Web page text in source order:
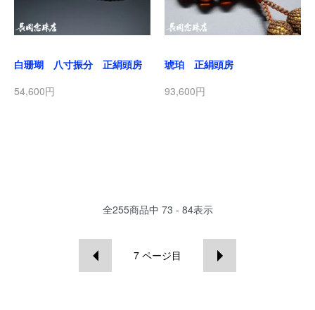
白珊瑚 八寸振分 正絹頭房
54,600円
琥珀 正絹頭房
93,600円
全255商品中 73 - 84表示
7 ページ目